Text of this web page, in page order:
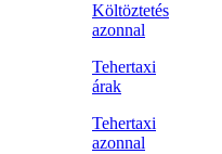
Költöztetés
azonnal
Tehertaxi
árak
Tehertaxi
azonnal